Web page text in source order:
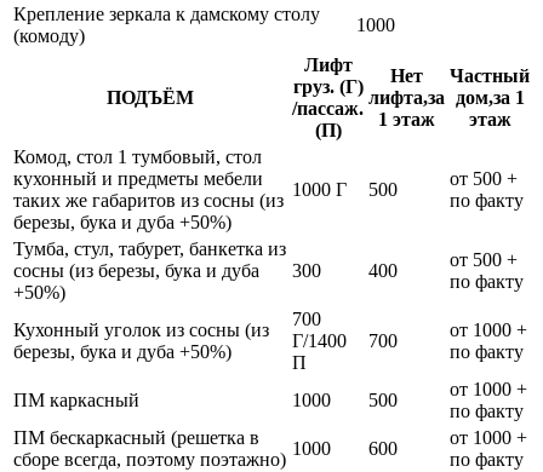
Крепление зеркала к дамскому столу
(комоду)
1000
ПОДЪЁМ
Лифт
груз. (Г)
/пассаж.
(П)
Нет
лифта,за
1 этаж
Частный
дом,за 1
этаж
Комод, стол 1 тумбовый, стол
кухонный и предметы мебели
таких же габаритов из сосны (из
березы, бука и дуба +50%)
1000 Г 500
от 500 +
по факту
Тумба, стул, табурет, банкетка из
сосны (из березы, бука и дуба
+50%)
300 400
от 500 +
по факту
Кухонный уголок из сосны (из
березы, бука и дуба +50%)
700
Г/1400
П
700
от 1000 +
по факту
ПМ каркасный 1000 500
от 1000 +
по факту
ПМ бескаркасный (решетка в
сборе всегда, поэтому поэтажно)
1000 600
от 1000 +
по факту